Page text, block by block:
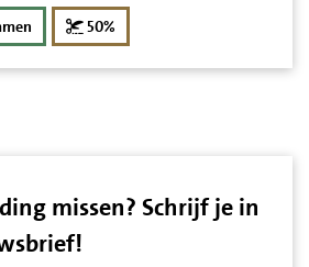
50%
missen? Schrijf je in